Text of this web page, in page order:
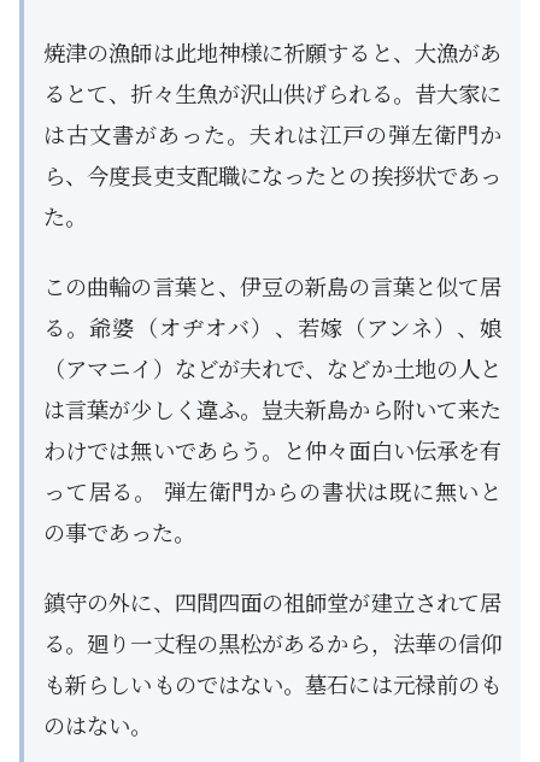
焼津の漁師は此地神様に祈願すると、大漁があ
るとて、折々生魚が沢山供げられる。昔大家に
は古文書があった。夫れは江戸の弾左衛門か
ら、今度長吏支配職になったとの挨拶状であっ
た。
この曲輪の言葉と、伊豆の新島の言葉と似て居
る。爺婆（オヂオバ）、若嫁（アンネ）、娘
（アマニイ）などが夫れで、などか土地の人と
は言葉が少しく違ふ。豈夫新島から附いて来た
わけでは無いであらう。と仲々面白い伝承を有
って居る。 弾左衛門からの書状は既に無いと
の事であった。
鎮守の外に、四間四面の祖師堂が建立されて居
る。廻り一丈程の黒松があるから，法華の信仰
も新らしいものではない。墓石には元禄前のも
のはない。